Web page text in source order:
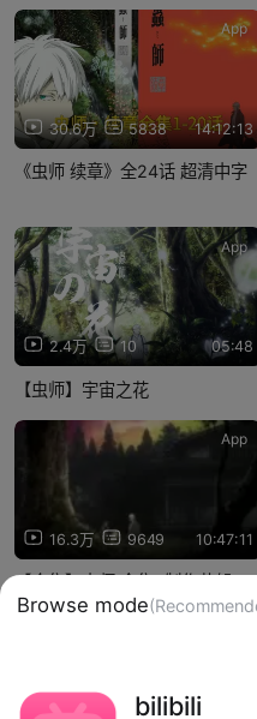
30.6万 5838 14:12:13
App
《虫师 续章》全24话 超清中字
2.4万 10 05:48
App
【虫师】宇宙之花
16.3万 9649 10:47:11
App
【合集】虫师 全集+制作花絮
【漫游&枫雪】【576P】
网络文化经营许可证